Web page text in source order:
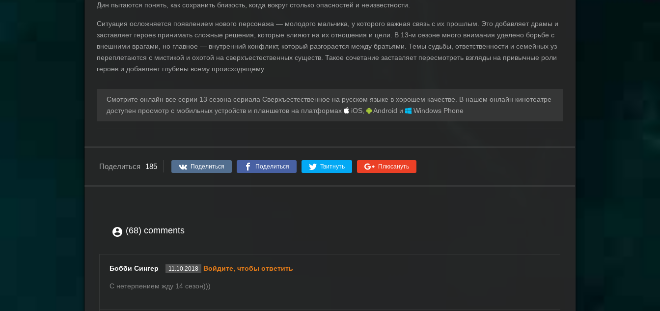
Дин пытаются понять, как сохранить близость, когда вокруг столько опасностей и неизвестности.
Ситуация осложняется появлением нового персонажа — молодого мальчика, у которого важная связь с их прошлым. Это добавляет драмы и
заставляет героев принимать сложные решения, которые влияют на их отношения и цели. В 13-м сезоне много внимания уделено борьбе с
внешними врагами, но главное — внутренний конфликт, который разгорается между братьями. Темы судьбы, ответственности и семейных уз
переплетаются с мистикой и охотой на сверхъестественных существ. Такое сочетание заставляет пересмотреть взгляды на привычные роли
героев и добавляет глубины всему происходящему.
Смотрите онлайн все серии 13 сезона сериала Сверхъестественное на русском языке в хорошем качестве. В нашем онлайн кинотеатре
доступен просмотр с мобильных устройств и планшетов на платформах
iOS, Android и Windows Phone
Поделиться 185 Поделиться Поделиться Твитнуть Плюсануть
(68) comments
Бобби Сингер 11.10.2018 Войдите, чтобы ответить
С нетерпением жду 14 сезон)))